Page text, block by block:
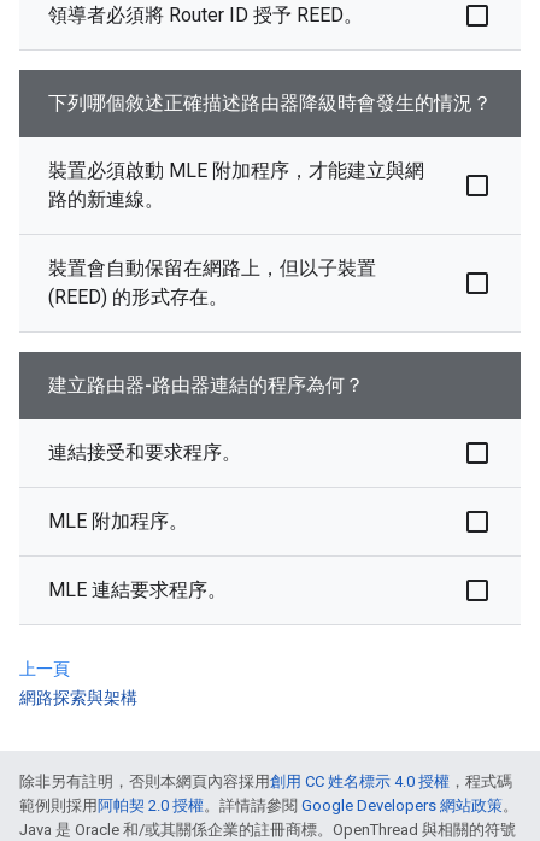
領導者必須將 Router ID 授予 REED。
下列哪個敘述正確描述路由器降級時會發生的情況？
裝置必須啟動 MLE 附加程序，才能建立與網
路的新連線。
裝置會自動保留在網路上，但以子裝置
(REED) 的形式存在。
建立路由器-路由器連結的程序為何？
連結接受和要求程序。
MLE 附加程序。
MLE 連結要求程序。
上一頁
網路探索與架構
除非另有註明，否則本網頁內容採用創用 CC 姓名標示 4.0 授權 ，程式碼
範例則採用 阿帕契 2.0 授權。詳情請參閱 Google Developers 網站政策。
Java 是 Oracle 和/或其關係企業的註冊商標。OpenThread 與相關的符號